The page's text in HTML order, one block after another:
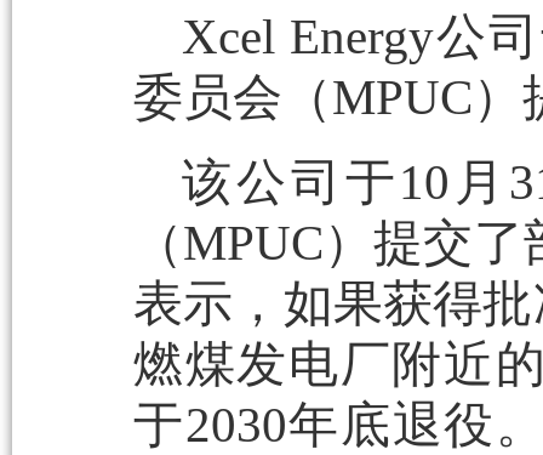
Xcel Energy公
委员会（MPUC）
该公司于10月
（MPUC）提交
表示，如果获得
燃煤发电厂附近
于2030年底退役